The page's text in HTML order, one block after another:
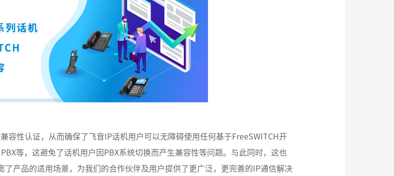
容性认证，从而确保了飞音IP话机用户可以无障碍使用任何基于FreeSWITCH开
等，这避免了话机用户因PBX系统切换而产生兼容性等问题。与此同时，这也
产品的适用场景，为我们的合作伙伴及用户提供了更广泛，更完善的IP通信解决